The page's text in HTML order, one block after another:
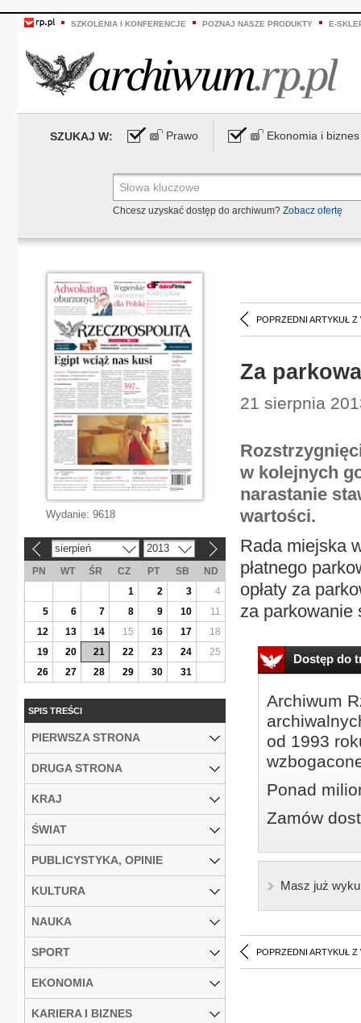
SZKOLENIA I KONFERENCJE POZNAJ NASZE PRODUKTY E-
SZUKAJ W: Prawo Ekonomia i biznes
Chcesz uzyskać dostęp do archiwum? Zobacz ofertę
POPRZEDNI ARTYKUŁ Z
Za
21 sierpnia
w kolejnych
narastanie
wartości.
Rada miejska
płatnego
opłaty za
za parkowanie
Dostęp do
Archiwum
od 1993
Ponad
Zamów
Masz już
POPRZEDNI ARTYKUŁ Z
Wydanie: 9618
sierpień 2013
PN WT ŚR CZ PT SB
ND
1
2 3
4
5
6 7 8 9 10
11
12
13 14 15 16 17
18
19
20 21 22 23 24
25
26
27 28 29 30 31
SPIS TREŚCI
PIERWSZA STRONA
DRUGA STRONA
KRAJ
ŚWIAT
PUBLICYSTYKA, OPINIE
KULTURA
NAUKA
SPORT
EKONOMIA
KARIERA I BIZNES